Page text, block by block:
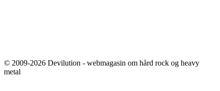
© 2009-2026 Devilution - webmagasin om hård rock og heavy
metal